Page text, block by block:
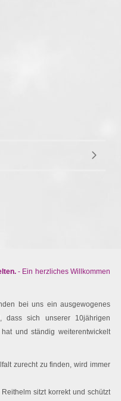
- Ein herzliches Willkommen
bei uns ein ausgewogenes
dass sich unserer 10jährigen
und ständig weiterentwickelt
zurecht zu finden, wird immer
sitzt korrekt und schützt